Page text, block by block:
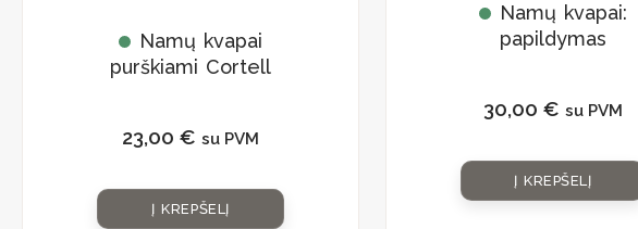
Namų kvapai
purškiami Cortell
23,00 € su PVM
Į KREPŠELĮ
Namų kvapai:
papildymas
30,00 € su PVM
Į KREPŠELĮ